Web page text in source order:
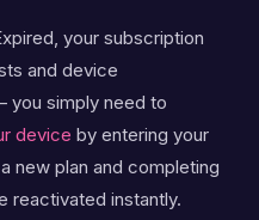
your subscription
and device
you simply need to
device by entering your
new plan and completing
reactivated instantly.